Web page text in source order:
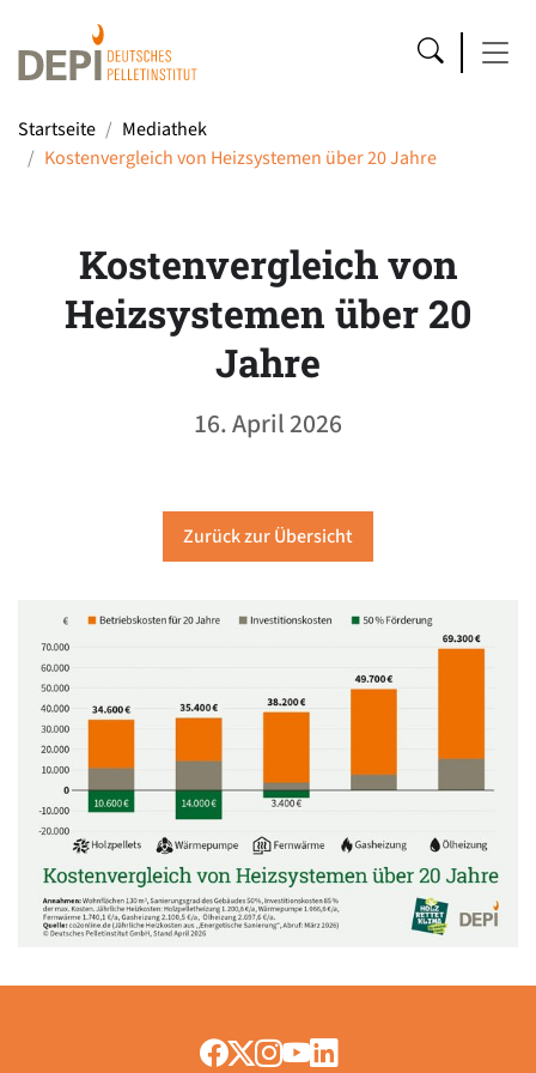
Startseite
Mediathek
Kostenvergleich von Heizsystemen über 20 Jahre
Kostenvergleich von
Heizsystemen über 20
Jahre
16. April 2026
Zurück zur Übersicht